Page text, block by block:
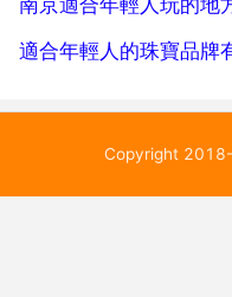
Copyright